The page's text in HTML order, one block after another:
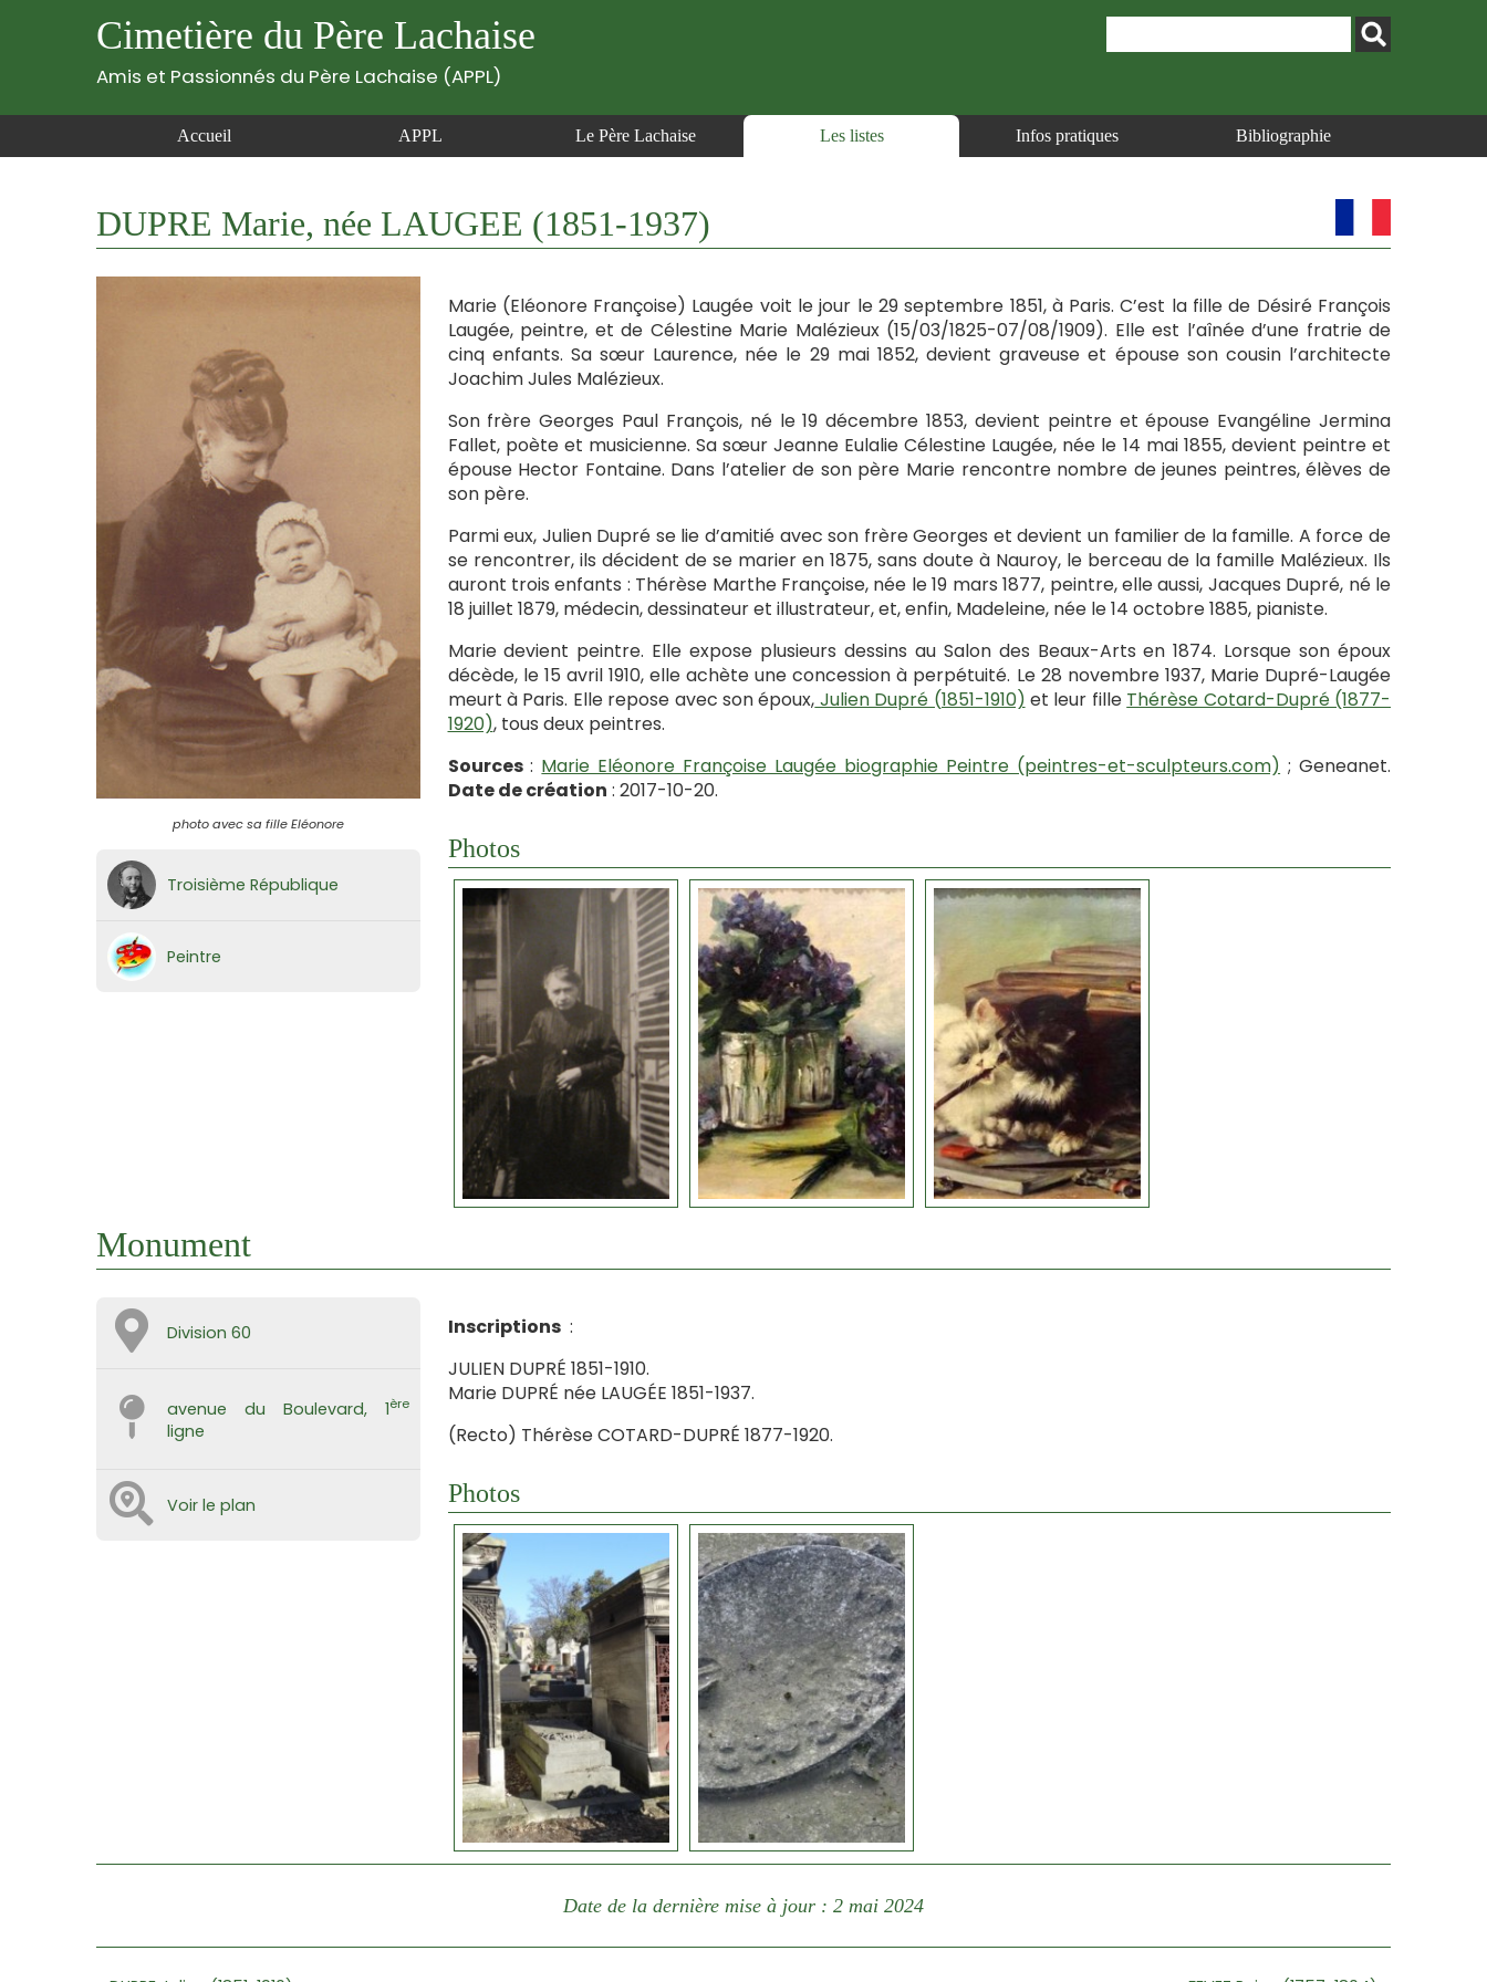
Cimetière du Père Lachaise
Amis et Passionnés du Père Lachaise (APPL)
Accueil APPL Le Père Lachaise Les listes Infos pratiques Bibliographie
DUPRE Marie, née LAUGEE (1851-1937)
photo avec sa fille Eléonore
Troisième République
Peintre
Marie (Eléonore Françoise) Laugée voit le jour le 29 septembre 1851, à Paris. C’est la fille de Désiré François
Laugée, peintre, et de Célestine Marie Malézieux (15/03/1825-07/08/1909). Elle est l’aînée d’une fratrie de
cinq enfants. Sa sœur Laurence, née le 29 mai 1852, devient graveuse et épouse son cousin l’architecte
Joachim Jules Malézieux.
Son frère Georges Paul François, né le 19 décembre 1853, devient peintre et épouse Evangéline Jermina
Fallet, poète et musicienne. Sa sœur Jeanne Eulalie Célestine Laugée, née le 14 mai 1855, devient peintre et
épouse Hector Fontaine. Dans l’atelier de son père Marie rencontre nombre de jeunes peintres, élèves de
son père.
Parmi eux, Julien Dupré se lie d’amitié avec son frère Georges et devient un familier de la famille. A force de
se rencontrer, ils décident de se marier en 1875, sans doute à Nauroy, le berceau de la famille Malézieux. Ils
auront trois enfants : Thérèse Marthe Françoise, née le 19 mars 1877, peintre, elle aussi, Jacques Dupré, né le
18 juillet 1879, médecin, dessinateur et illustrateur, et, enfin, Madeleine, née le 14 octobre 1885, pianiste.
Marie devient peintre. Elle expose plusieurs dessins au Salon des Beaux-Arts en 1874. Lorsque son époux
décède, le 15 avril 1910, elle achète une concession à perpétuité. Le 28 novembre 1937, Marie Dupré-Laugée
meurt à Paris. Elle repose avec son époux, Julien Dupré (1851-1910) et leur fille Thérèse Cotard-Dupré (1877-
1920), tous deux peintres.
Sources: Marie Eléonore Françoise Laugée biographie Peintre (peintres-et-sculpteurs.com) ; Geneanet.
Date de création : 2017-10-20.
Photos
Monument
Division 60
avenue du Boulevard, 1ère
ligne
Voir le plan
Inscriptions:
JULIEN DUPRÉ 1851-1910.
Marie DUPRÉ née LAUGÉE 1851-1937.
(Recto) Thérèse COTARD-DUPRÉ 1877-1920.
Photos
Date de la dernière mise à jour : 2 mai 2024